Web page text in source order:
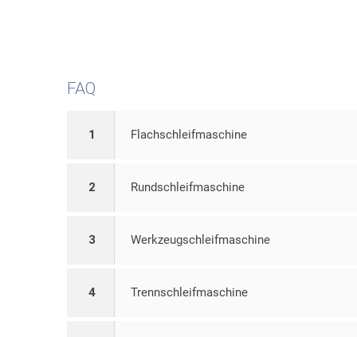
FAQ
1 Flachschleifmaschine
2 Rundschleifmaschine
3 Werkzeugschleifmaschine
4 Trennschleifmaschine